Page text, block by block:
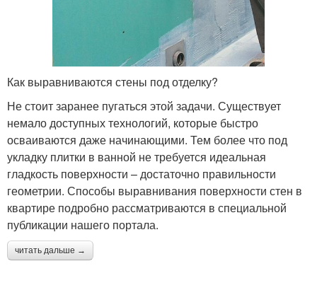
Как выравниваются стены под отделку?
Не стоит заранее пугаться этой задачи. Существует
немало доступных технологий, которые быстро
осваиваются даже начинающими. Тем более что под
укладку плитки в ванной не требуется идеальная
гладкость поверхности – достаточно правильности
геометрии. Способы выравнивания поверхности стен в
квартире подробно рассматриваются в специальной
публикации нашего портала.
читать дальше →